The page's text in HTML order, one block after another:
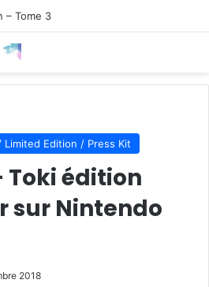
– Tome 3
Limited Edition / Press Kit
Toki édition
sur Nintendo
2018